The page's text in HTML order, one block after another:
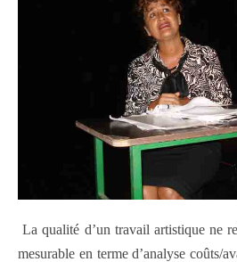
La qualité d’un travail artistique ne
mesurable en terme d’analyse coûts/